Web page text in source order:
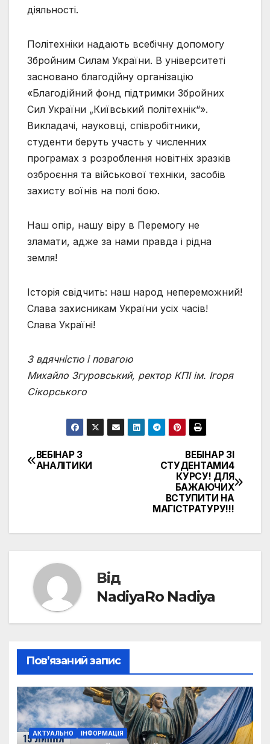
діяльності.
Політехніки надають всебічну допомогу
Збройним Силам України. В університеті
засновано благодійну організацію
«Благодійний фонд підтримки Збройних
Сил України „Київський політехнік“».
Викладачі, науковці, співробітники,
студенти беруть участь у численних
програмах з розроблення новітніх зразків
озброєння та військової техніки, засобів
захисту воїнів на полі бою.
Наш опір, нашу віру в Перемогу не
зламати, адже за нами правда і рідна
земля!
Історія свідчить: наш народ непереможний!
Слава захисникам України усіх часів!
Слава Україні!
З вдячністю і повагою
Михайло Згуровський, ректор КПІ ім. Ігоря
Сікорського
Навігація
ВЕБІНАР ЗІ
СТУДЕНТАМИ4
КУРСУ! ДЛЯ
БАЖАЮЧИХ
ВСТУПИТИ НА
МАГІСТРАТУРУ!!!
ВЕБІНАР З
АНАЛІТИКИ
Від
NadiyaRo Nadiya
Пов’язаний запис
АКТУАЛЬНО ІНФОРМАЦІЯ